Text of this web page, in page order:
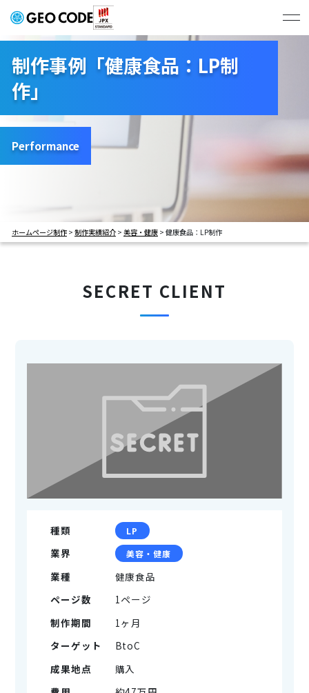
制作実績
# すべて
# コーポレートサイト
# BtoBサービスサイト
# BtoCサービスサイト
# 学校サイト
# 採用サイト
お問い合わせ・お見積もり
制作事例「健康食品：LP制
作」
Performance
ホームページ制作> 制作実績紹介> 美容・健康> 健康食品：LP制作
SECRET CLIENT
種類 LP
業界 美容・健康
業種
健康食品
ページ数
1ページ
制作期間
1ヶ月
ターゲット
BtoC
成果地点
購入